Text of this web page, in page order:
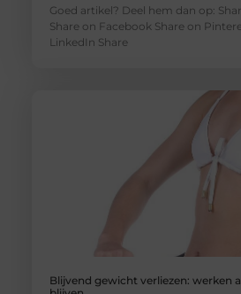
Goed artikel? Deel hem dan op:
Share on Facebook Share on
LinkedIn Share
Blijvend gewicht verliezen: werken